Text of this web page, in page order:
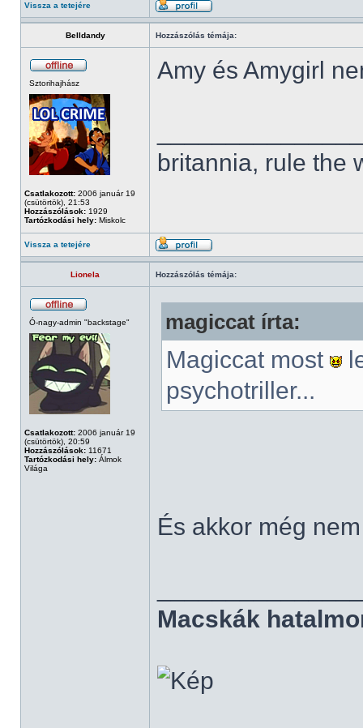
Vissza a tetejére
Belldandy Hozzászólás témája:
Sztorihajhász
Csatlakozott: 2006 január 19
(csütörtök), 21:53
Hozzászólások: 1929
Tartózkodási hely: Miskolc
Amy és Amygirl
britannia, rule the
Vissza a tetejére
Lionela Hozzászólás témája:
Ó-nagy-admin "backstage"
Csatlakozott: 2006 január 19
(csütörtök), 20:59
Hozzászólások: 11671
Tartózkodási hely: Álmok
Világa
magiccat írta:
Magiccat most
psychotriller...
És akkor még
Macskák